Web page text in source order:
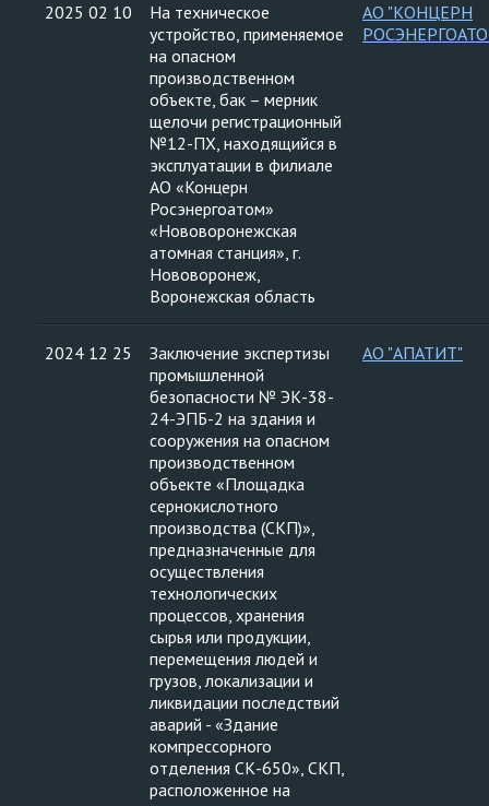
2025 02 10
На техническое
устройство, применяемое
на опасном
производственном
объекте, бак – мерник
щелочи регистрационный
№12-ПХ, находящийся в
эксплуатации в филиале
АО «Концерн
Росэнергоатом»
«Нововоронежская
атомная станция», г.
Нововоронеж,
Воронежская область
АО "КОНЦЕРН
2024 12 25
Заключение экспертизы
промышленной
безопасности № ЭК-38-
24-ЭПБ-2 на здания и
сооружения на опасном
производственном
объекте «Площадка
сернокислотного
производства (СКП)»,
предназначенные для
осуществления
технологических
процессов, хранения
сырья или продукции,
перемещения людей и
грузов, локализации и
ликвидации последствий
аварий - «Здание
компрессорного
отделения СК-650», СКП,
расположенное на
АО "АПАТИТ"